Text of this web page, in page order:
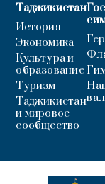
Таджикистан
История
Экономика
Культура и
образование
Туризм
Таджикистан
и мировое
сообщество